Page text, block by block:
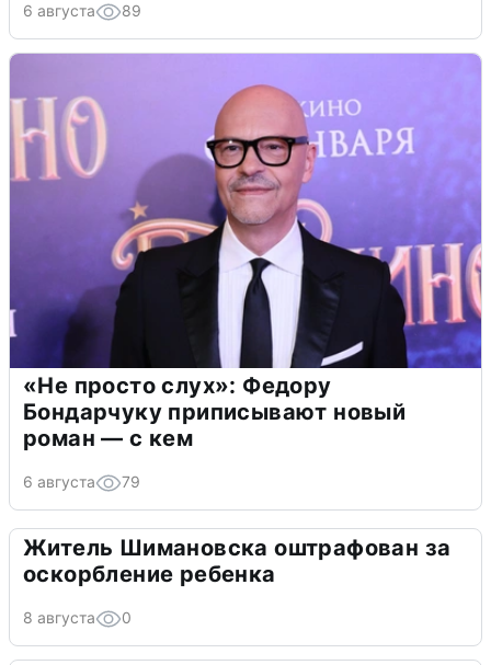
6 августа 89
«Не просто слух»: Федору
Бондарчуку приписывают новый
роман — с кем
6 августа 79
Житель Шимановска оштрафован за
оскорбление ребенка
8 августа 0